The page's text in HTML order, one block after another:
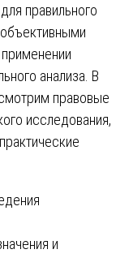
правильного
анализа. В
правовые
исследования,
и